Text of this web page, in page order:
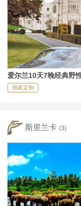
爱尔兰10天7晚经典
园，邂逅史诗美景
独家定制
斯里兰卡 (3)